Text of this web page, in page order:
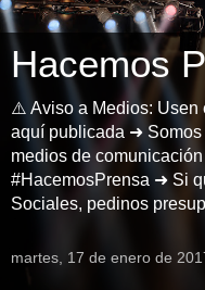
Hacemos
⚠️ Aviso a Medios: Usen
aquí publicada ➜
medios de
#HacemosPrensa ➜ Si
Sociales, pedinos
martes, 17 de enero de